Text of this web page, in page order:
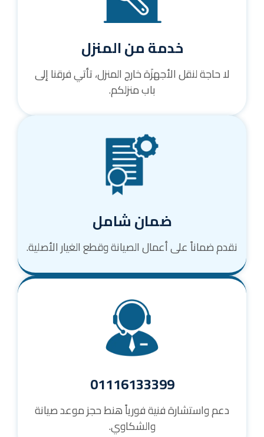
خدمة من المنزل
لا حاجة لنقل الأجهزَة خارج المنزل، تأتي فرقنا إلى
باب منزلكم.
ضمان شامل
نقدم ضماناً على أعمال الصيانة وقطع الغيار الأصلية.
01116133399
دعم واستشارة فنية فورياً هنط حجز موعد صيانة
والشكاوي.